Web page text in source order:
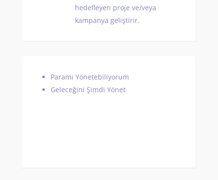
hedefleyen proje ve/veya
kampanya geliştirir.
Paramı Yönetebiliyorum
Geleceğini Şimdi Yönet